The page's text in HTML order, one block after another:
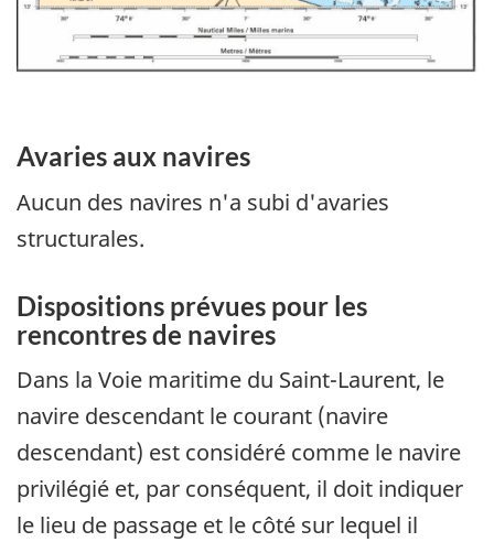
Avaries aux navires
Aucun des navires n'a subi d'avaries
structurales.
Dispositions prévues pour les
rencontres de navires
Dans la Voie maritime du Saint-Laurent, le
navire descendant le courant (navire
descendant) est considéré comme le navire
privilégié et, par conséquent, il doit indiquer
le lieu de passage et le côté sur lequel il